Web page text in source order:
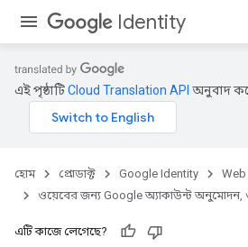
Identity
এই পৃষ্ঠাটিCloud Translation API অনুবাদ
হোম প্রোডাক্ট Google Identity
ওয়েবের জন্য Google অ্যাকাউন্ট
এটি কাজে লেগেছে?